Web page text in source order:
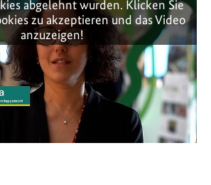
abgelehnt wurden. Klicken Sie
zu akzeptieren und das Video
anzuzeigen!